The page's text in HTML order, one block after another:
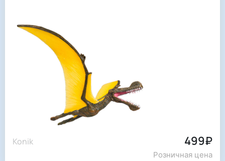
Konik 499₽
Розничная цена